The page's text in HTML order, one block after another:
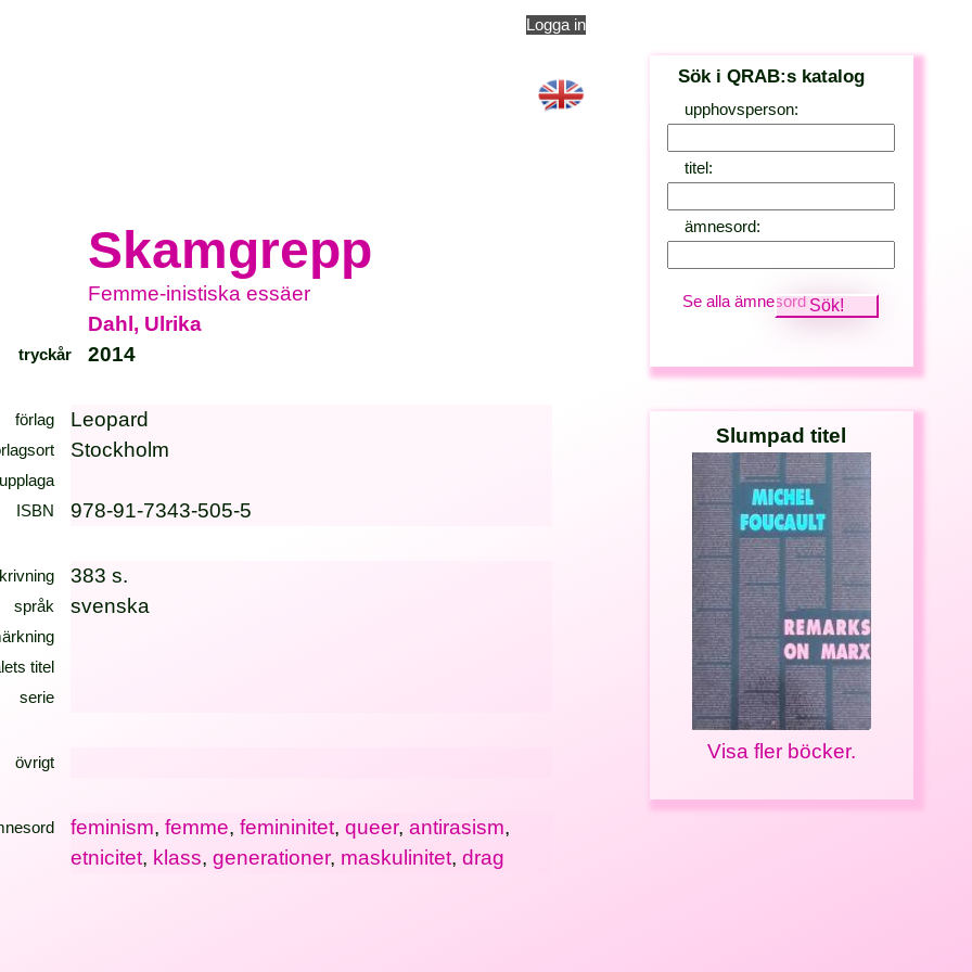
Logga in
Sök i QRAB:s katalog
upphovsperson:
titel:
ämnesord:
Se alla ämnesord
Slumpad titel
Visa fler böcker.
Skamgrepp
Femme-inistiska essäer
Dahl, Ulrika
tryckår 2014
förlag Leopard
Stockholm
ISBN
978-91-7343-505-5
383 s.
språk svenska
titel
serie
övrigt
feminism,femme,femininitet,queer,antirasism,
etnicitet, klass,generationer, maskulinitet,drag